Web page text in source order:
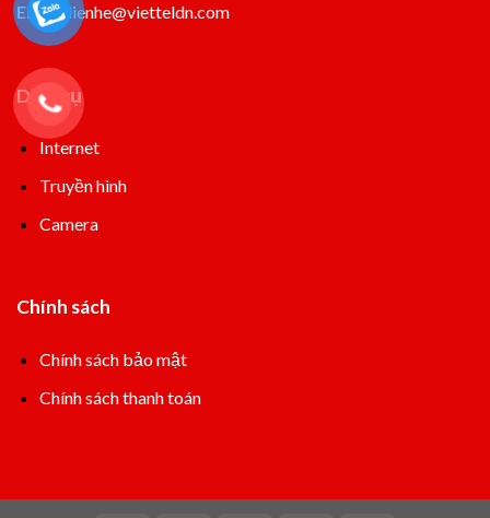
Email:lienhe@vietteldn.com
Dịch vụ
Internet
Truyền hình
Camera
Chính sách
Chính sách bảo mật
Chính sách thanh toán